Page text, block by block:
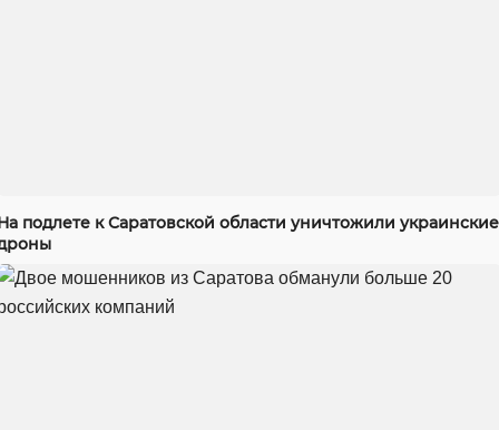
подлете к Саратовской области уничтожили украинские